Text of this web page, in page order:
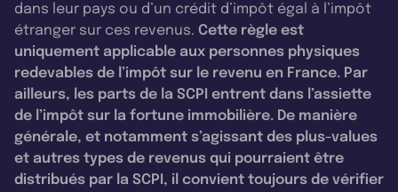
dans leur pays ou d’un crédit d’impôt égal à l’impôt
étranger sur ces revenus. Cette règle est
uniquement applicable aux personnes physiques
redevables de l’impôt sur le revenu en France. Par
ailleurs, les parts de la SCPI entrent dans l’assiette
de l’impôt sur la fortune immobilière. De manière
générale, et notamment s’agissant des plus-values
et autres types de revenus qui pourraient être
distribués par la SCPI, il convient toujours de vérifier